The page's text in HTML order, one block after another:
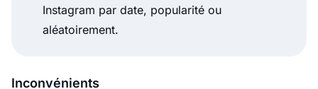
Instagram par date, popularité ou
aléatoirement.
Inconvénients